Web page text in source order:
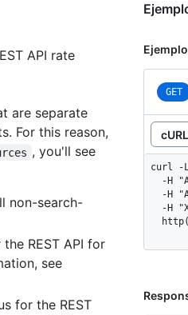
API rate
are separate
For this reason,
, you'll see
non-search-
REST API for
see
for the REST
GET
cURL
curl -